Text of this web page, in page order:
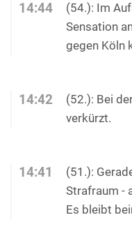
14:44
(54.): Im
Sensation
gegen Köln
14:42
(52.): Bei
verkürzt.
14:41
(51.):
Strafraum -
Es bleibt